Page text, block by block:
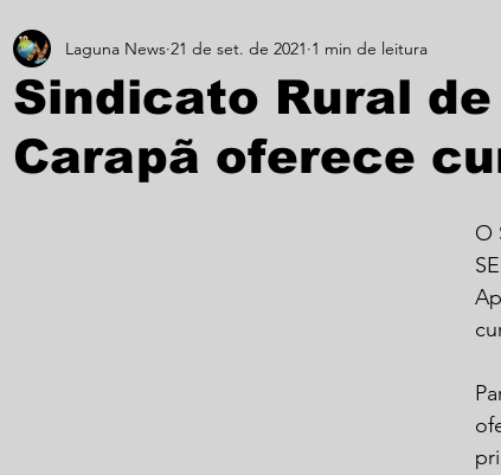
Política Saúde Informe Publicitário
Sindicato Rural
Carapã oferece
Laguna News 21 de set. de 2021 1 min de leitura
O